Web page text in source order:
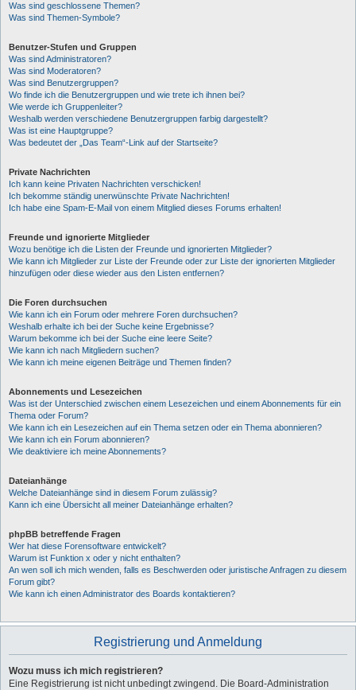
Was sind geschlossene Themen?
Was sind Themen-Symbole?
Benutzer-Stufen und Gruppen
Was sind Administratoren?
Was sind Moderatoren?
Was sind Benutzergruppen?
Wo finde ich die Benutzergruppen und wie trete ich ihnen bei?
Wie werde ich Gruppenleiter?
Weshalb werden verschiedene Benutzergruppen farbig dargestellt?
Was ist eine Hauptgruppe?
Was bedeutet der „Das Team“-Link auf der Startseite?
Private Nachrichten
Ich kann keine Privaten Nachrichten verschicken!
Ich bekomme ständig unerwünschte Private Nachrichten!
Ich habe eine Spam-E-Mail von einem Mitglied dieses Forums erhalten!
Freunde und ignorierte Mitglieder
Wozu benötige ich die Listen der Freunde und ignorierten Mitglieder?
Wie kann ich Mitglieder zur Liste der Freunde oder zur Liste der ignorierten Mitglieder
hinzufügen oder diese wieder aus den Listen entfernen?
Die Foren durchsuchen
Wie kann ich ein Forum oder mehrere Foren durchsuchen?
Weshalb erhalte ich bei der Suche keine Ergebnisse?
Warum bekomme ich bei der Suche eine leere Seite?
Wie kann ich nach Mitgliedern suchen?
Wie kann ich meine eigenen Beiträge und Themen finden?
Abonnements und Lesezeichen
Was ist der Unterschied zwischen einem Lesezeichen und einem Abonnements für ein
Thema oder Forum?
Wie kann ich ein Lesezeichen auf ein Thema setzen oder ein Thema abonnieren?
Wie kann ich ein Forum abonnieren?
Wie deaktiviere ich meine Abonnements?
Dateianhänge
Welche Dateianhänge sind in diesem Forum zulässig?
Kann ich eine Übersicht all meiner Dateianhänge erhalten?
phpBB betreffende Fragen
Wer hat diese Forensoftware entwickelt?
Warum ist Funktion x oder y nicht enthalten?
An wen soll ich mich wenden, falls es Beschwerden oder juristische Anfragen zu diesem
Forum gibt?
Wie kann ich einen Administrator des Boards kontaktieren?
Registrierung und Anmeldung
Wozu muss ich mich registrieren?
Eine Registrierung ist nicht unbedingt zwingend. Die Board-Administration